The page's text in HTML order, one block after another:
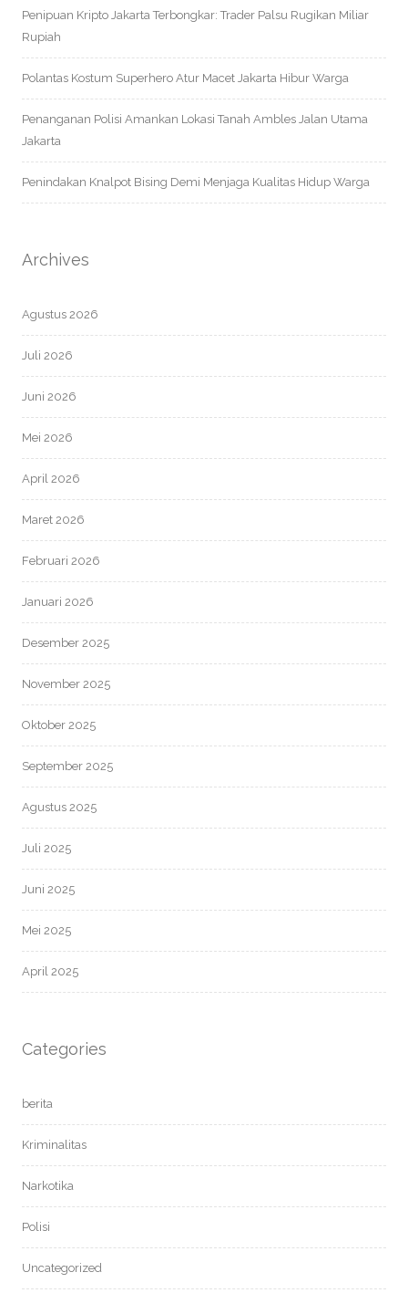
Penipuan Kripto Jakarta Terbongkar: Trader Palsu Rugikan Miliar
Rupiah
Polantas Kostum Superhero Atur Macet Jakarta Hibur Warga
Penanganan Polisi Amankan Lokasi Tanah Ambles Jalan Utama
Jakarta
Penindakan Knalpot Bising Demi Menjaga Kualitas Hidup Warga
Archives
Agustus 2026
Juli 2026
Juni 2026
Mei 2026
April 2026
Maret 2026
Februari 2026
Januari 2026
Desember 2025
November 2025
Oktober 2025
September 2025
Agustus 2025
Juli 2025
Juni 2025
Mei 2025
April 2025
Categories
berita
Kriminalitas
Narkotika
Polisi
Uncategorized